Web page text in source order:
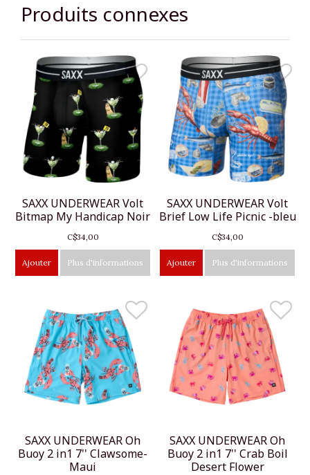
Produits connexes
SAXX UNDERWEAR Volt
Bitmap My Handicap Noir
C$34,00
Ajouter Plus d'informations
SAXX UNDERWEAR Volt
Brief Low Life Picnic -bleu
C$34,00
Ajouter Plus d'informations
SAXX UNDERWEAR Oh
Buoy 2 in1 7'' Clawsome-
Maui
SAXX UNDERWEAR Oh
Buoy 2 in1 7'' Crab Boil
Desert Flower